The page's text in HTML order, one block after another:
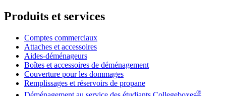
Produits et services
Comptes commerciaux
Attaches et accessoires
Aides-déménageurs
Boîtes et accessoires de déménagement
Couverture pour les dommages
Remplissages et réservoirs de propane
®